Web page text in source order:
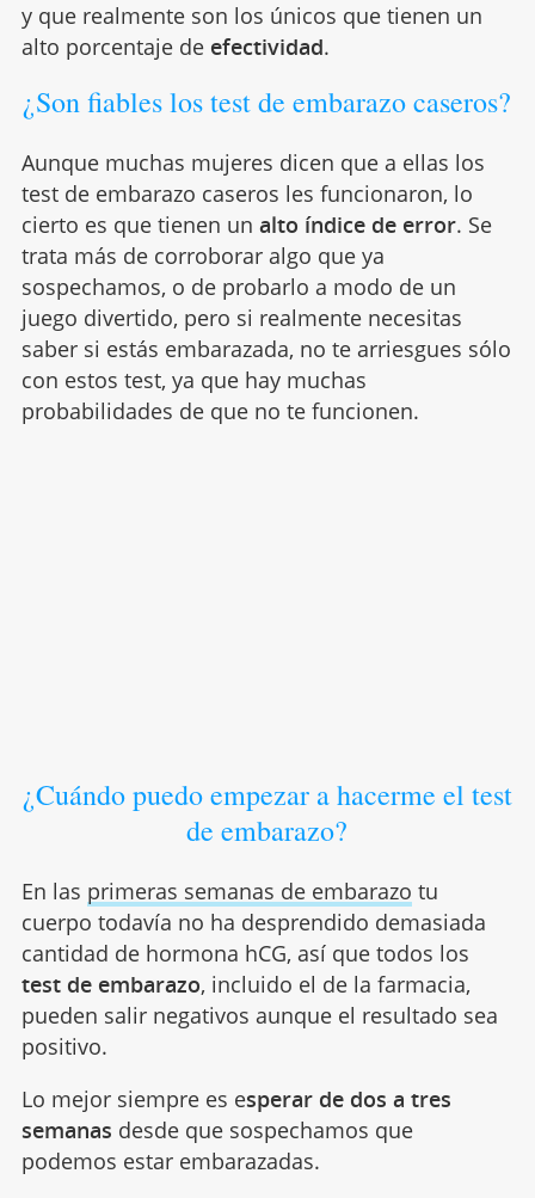
y que realmente son los únicos que tienen un
alto porcentaje de efectividad.
¿Son fiables los test de embarazo caseros?
Aunque muchas mujeres dicen que a ellas los
test de embarazo caseros les funcionaron, lo
cierto es que tienen un alto índice de error. Se
trata más de corroborar algo que ya
sospechamos, o de probarlo a modo de un
juego divertido, pero si realmente necesitas
saber si estás embarazada, no te arriesgues sólo
con estos test, ya que hay muchas
probabilidades de que no te funcionen.
¿Cuándo puedo empezar a hacerme el test
de embarazo?
En las primeras semanas de embarazo tu
cuerpo todavía no ha desprendido demasiada
cantidad de hormona hCG, así que todos los
test de embarazo, incluido el de la farmacia,
pueden salir negativos aunque el resultado sea
positivo.
Lo mejor siempre es esperar de dos a tres
semanas desde que sospechamos que
podemos estar embarazadas.